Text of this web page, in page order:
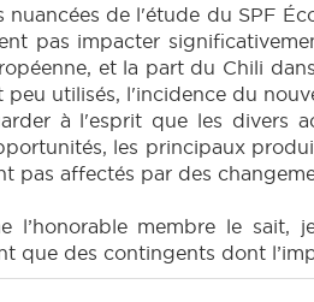
nuancées de l'étude du SPF
pas impacter
et la part du Chili
peu utilisés, l'incidence du
à l'esprit que les divers
les principaux
pas affectés par des
l’honorable membre le sait,
que des contingents dont